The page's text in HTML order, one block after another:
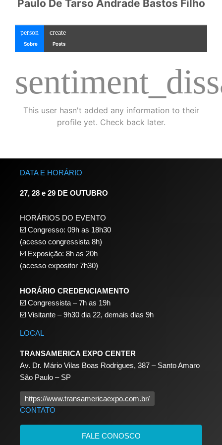
Paulo De Tarso Andrade Bastos Filho
person
Sobre
create
Posts
This user hasn't added any information to their
profile yet. Check back later.
DATA E HORÁRIO
27, 28 e 29 DE OUTUBRO
HORÁRIOS DO EVENTO
☑️ Congresso: 09h as 18h30
(acesso congressista 8h)
☑️ Exposição: 8h as 20h
(acesso expositor 7h30)
HORÁRIO CREDENCIAMENTO
☑️ Congressista – 7h as 19h
☑️ Visitante – 9h30 dia 22, demais dias 9h
LOCAL
TRANSAMERICA EXPO CENTER
Av. Dr. Mário Vilas Boas Rodrigues, 387 – Santo Amaro
São Paulo – SP
https://www.transamericaexpo.com.br/
CONTATO
FALE CONOSCO